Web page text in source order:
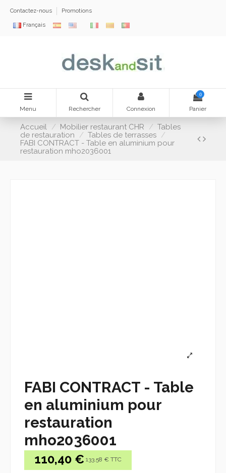
Contactez-nous Promotions
Français
Menu Rechercher Connexion
0
Panier
Accueil Mobilier restaurant CHR
Tables
de restauration
Tables de terrasses
FABI CONTRACT - Table en aluminium pour
restauration mho2036001
FABI CONTRACT - Table
en aluminium pour
restauration
mho2036001
110,40 € 133.58 € TTC